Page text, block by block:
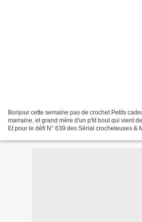
Bonjour cette semaine pas de crochet Petits
marraine, et grand mère d'un p'tit bout qui vient
Et pour le défi N° 639 des Sérial crocheteuses &